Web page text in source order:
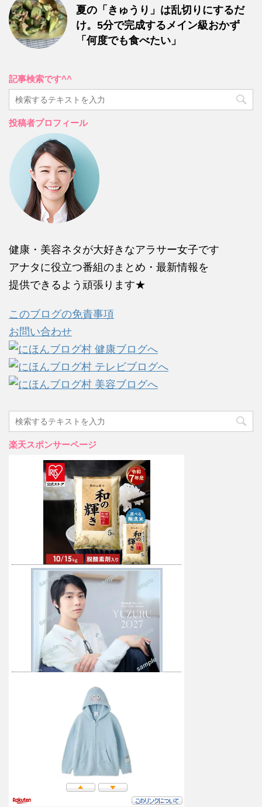
夏の「きゅうり」は乱切りにするだ
け。5分で完成するメイン級おかず
「何度でも食べたい」
記事検索です^^
投稿者プロフィール
健康・美容ネタが大好きなアラサー女子です
アナタに役立つ番組のまとめ・最新情報を
提供できるよう頑張ります★
このブログの免責事項
お問い合わせ
楽天スポンサーページ